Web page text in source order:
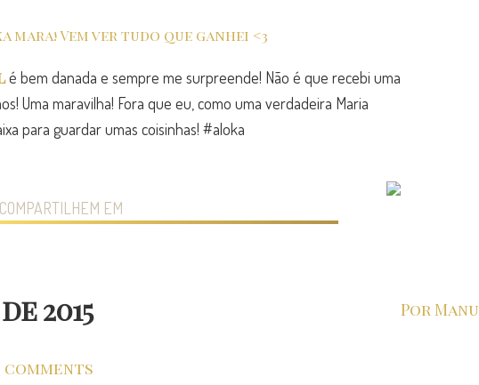
é bem danada e sempre me surpreende! Não é que recebi uma
Uma maravilha! Fora que eu, como uma verdadeira Maria
para guardar umas coisinhas! #aloka
COMPARTILHEM EM
2015 Por Manu
comments